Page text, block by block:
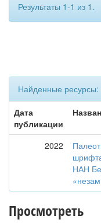
Результаты 1-1 из 1.
Найденные ресурсы:
Дата
публикации
2022
НАН
Просмотреть